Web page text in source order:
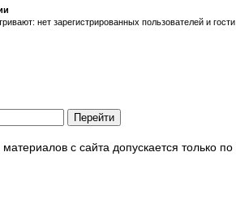
нет зарегистрированных пользователей и
с сайта допускается только